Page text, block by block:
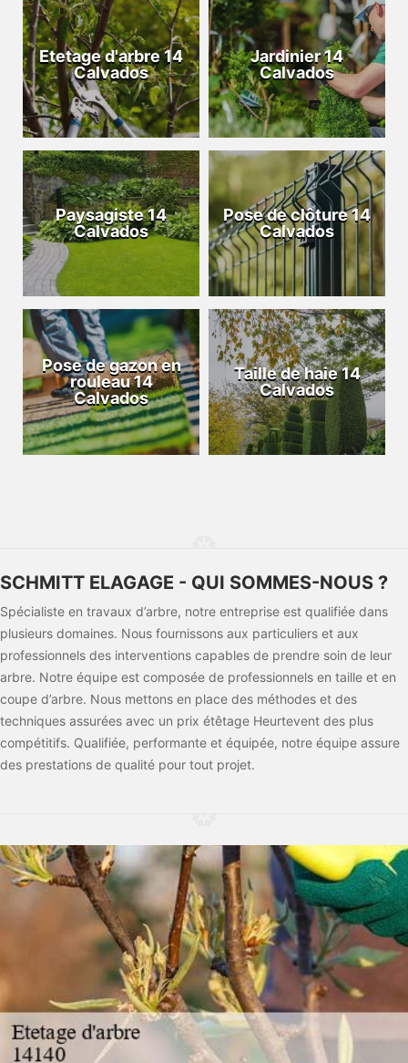
Etetage d'arbre 14
Calvados
Jardinier 14
Calvados
Paysagiste 14
Calvados
Pose de clôture 14
Calvados
Pose de gazon en
rouleau 14
Calvados
Taille de haie 14
Calvados
SCHMITT ELAGAGE - QUI SOMMES-NOUS ?
Spécialiste en travaux d’arbre, notre entreprise est qualifiée dans
plusieurs domaines. Nous fournissons aux particuliers et aux
professionnels des interventions capables de prendre soin de leur
arbre. Notre équipe est composée de professionnels en taille et en
coupe d’arbre. Nous mettons en place des méthodes et des
techniques assurées avec un prix étêtage Heurtevent des plus
compétitifs. Qualifiée, performante et équipée, notre équipe assure
des prestations de qualité pour tout projet.